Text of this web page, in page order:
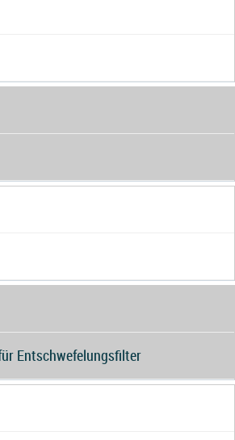
Entschwefelungsfilter